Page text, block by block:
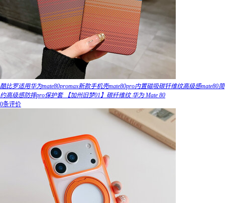
酷比罗适用华为mate80promax新款手机壳mate80pro内置磁吸碳钎维纹高级感mate80简
约高级感防摔pro保护套 【加州旧梦01】碳纤维纹 华为 Mate 80
0条评价